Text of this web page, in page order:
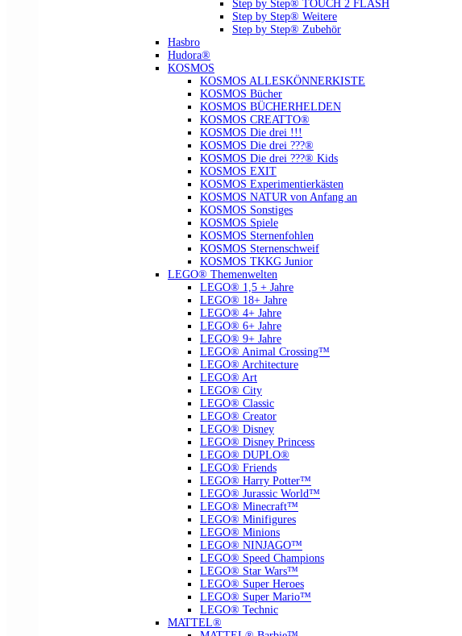
Step by Step® TOUCH 2 FLASH
Step by Step® Weitere
Step by Step® Zubehör
Hasbro
Hudora®
KOSMOS
KOSMOS ALLESKÖNNERKISTE
KOSMOS Bücher
KOSMOS BÜCHERHELDEN
KOSMOS CREATTO®
KOSMOS Die drei !!!
KOSMOS Die drei ???®
KOSMOS Die drei ???® Kids
KOSMOS EXIT
KOSMOS Experimentierkästen
KOSMOS NATUR von Anfang an
KOSMOS Sonstiges
KOSMOS Spiele
KOSMOS Sternenfohlen
KOSMOS Sternenschweif
KOSMOS TKKG Junior
LEGO® Themenwelten
LEGO® 1,5 + Jahre
LEGO® 18+ Jahre
LEGO® 4+ Jahre
LEGO® 6+ Jahre
LEGO® 9+ Jahre
LEGO® Animal Crossing™
LEGO® Architecture
LEGO® Art
LEGO® City
LEGO® Classic
LEGO® Creator
LEGO® Disney
LEGO® Disney Princess
LEGO® DUPLO®
LEGO® Friends
LEGO® Harry Potter™
LEGO® Jurassic World™
LEGO® Minecraft™
LEGO® Minifigures
LEGO® Minions
LEGO® NINJAGO™
LEGO® Speed Champions
LEGO® Star Wars™
LEGO® Super Heroes
LEGO® Super Mario™
LEGO® Technic
MATTEL®